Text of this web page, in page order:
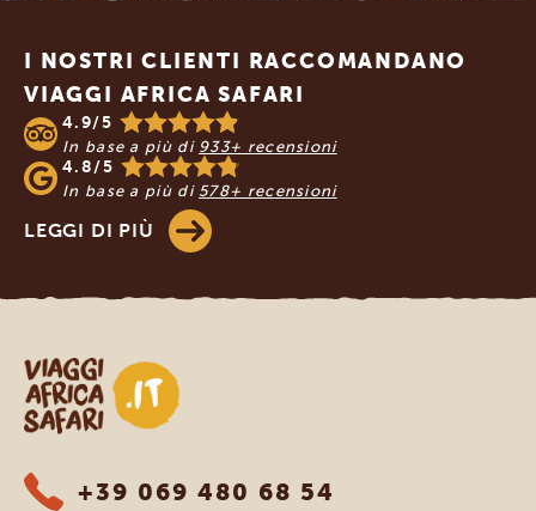
I NOSTRI CLIENTI RACCOMANDANO
VIAGGI AFRICA SAFARI
4.9/5
In base a più di 933+ recensioni
4.8/5
In base a più di 578+ recensioni
LEGGI DI PIÙ
Viaggi Africa Safari
+39 069 480 68 54